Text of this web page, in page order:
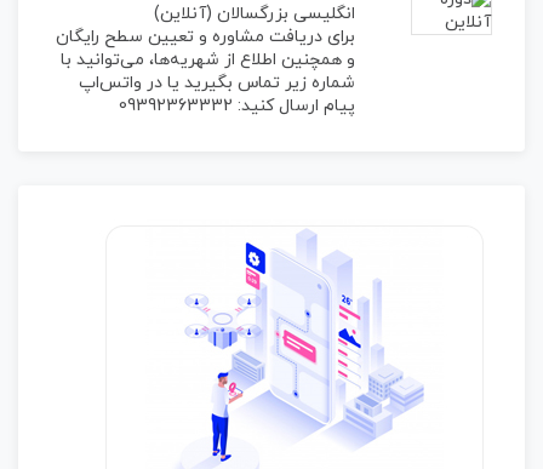
انگلیسی بزرگسالان (آنلاین)
برای دریافت مشاوره و تعیین‌ سطح رایگان
و همچنین اطلاع از شهریه‌ها، می‌توانید با
شماره زیر تماس بگیرید یا در واتس‌اپ
پیام ارسال کنید: 09392363332